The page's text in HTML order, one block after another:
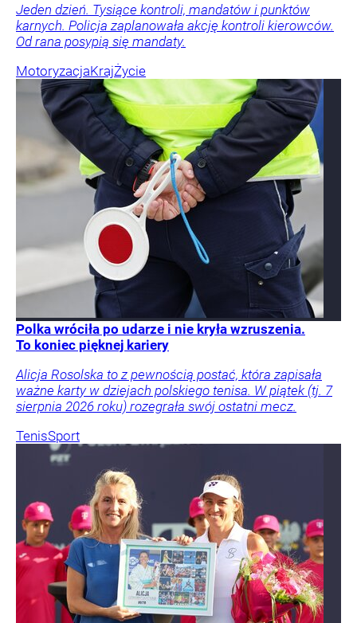
Jeden dzień. Tysiące kontroli, mandatów i punktów
karnych. Policja zaplanowała akcję kontroli kierowców.
Od rana posypią się mandaty.
MotoryzacjaKrajŻycie
Polka wróciła po udarze i nie kryła wzruszenia.
To koniec pięknej kariery
Alicja Rosolska to z pewnością postać, która zapisała
ważne karty w dziejach polskiego tenisa. W piątek (tj. 7
sierpnia 2026 roku) rozegrała swój ostatni mecz.
TenisSport